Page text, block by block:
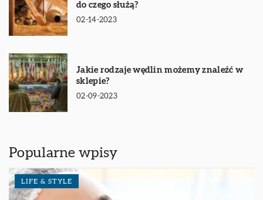
do czego służą?
02-14-2023
Jakie rodzaje wędlin możemy znaleźć w
sklepie?
02-09-2023
Popularne wpisy
LIFE & STYLE